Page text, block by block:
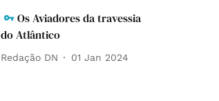
Os Aviadores da travessia
do Atlântico
Redação DN 01 Jan 2024